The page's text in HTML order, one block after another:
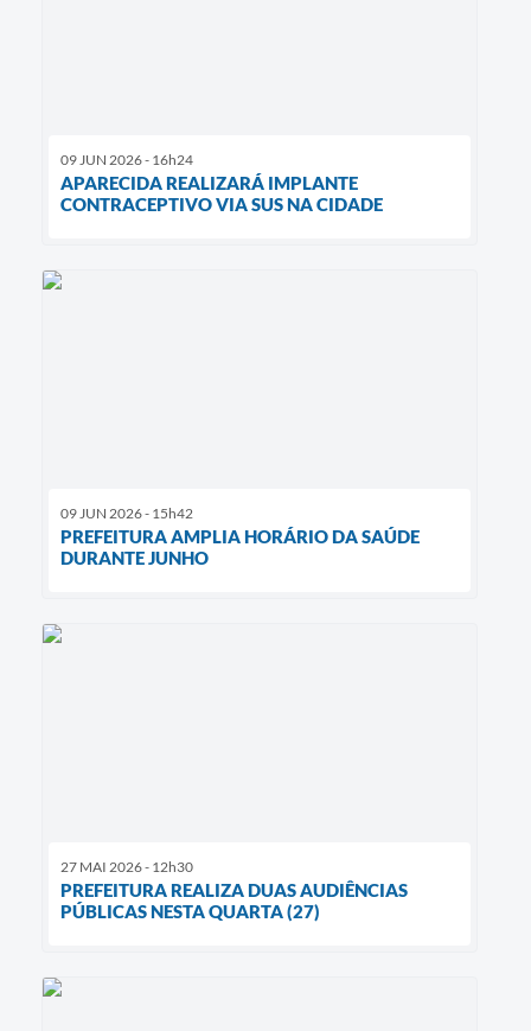
09 JUN 2026 - 16h24
APARECIDA REALIZARÁ IMPLANTE
CONTRACEPTIVO VIA SUS NA CIDADE
09 JUN 2026 - 15h42
PREFEITURA AMPLIA HORÁRIO DA SAÚDE
DURANTE JUNHO
27 MAI 2026 - 12h30
PREFEITURA REALIZA DUAS AUDIÊNCIAS
PÚBLICAS NESTA QUARTA (27)